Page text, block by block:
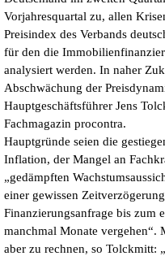
Vorjahresquartal zu, allen
Preisindex des Verbands
für den die
analysiert werden. In naher
Abschwächung der
Hauptgeschäftsführer Jens
Fachmagazin procontra.
Hauptgründe seien die
Inflation, der Mangel an
„gedämpften
einer gewissen
Finanzierungsanfrage bis zum
manchmal Monate vergehen“.
aber zu rechnen, so Tolckmitt: